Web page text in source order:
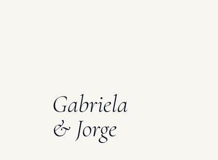
Gabriela
& Jorge